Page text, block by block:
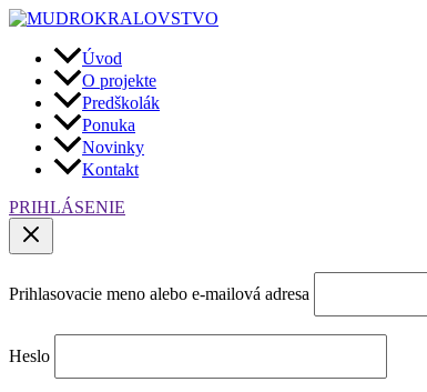
Preskočiť
obsah
Úvod
O projekte
Predškolák
Ponuka
Novinky
Kontakt
PRIHLÁSENIE
Prihlasovacie meno alebo e-mailová adresa
Heslo